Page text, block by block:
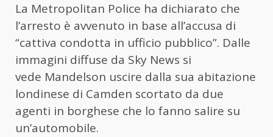
La Metropolitan Police ha dichiarato che
l’arresto è avvenuto in base all’accusa di
“cattiva condotta in ufficio pubblico”. Dalle
immagini diffuse da Sky News si
vede Mandelson uscire dalla sua abitazione
londinese di Camden scortato da due
agenti in borghese che lo fanno salire su
un’automobile.